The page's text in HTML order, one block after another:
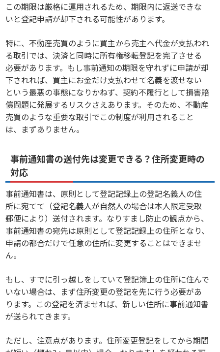
この期限は厳格に運用されるため、期限内に返送できな
いと登記申請が却下される可能性があります。
特に、不動産売買のように買主から売主へ代金が支払われ
る取引では、決済と同時に所有権移転登記を完了させる
必要があります。もし事前通知の期限を守れずに申請が却
下されれば、買主にお金だけ支払わせて名義を渡せない
という最悪の事態になりかねず、契約不履行として損害賠
償問題に発展するリスクさえあります。そのため、不動産
売買のような重要な取引でこの制度が利用されること
は、まずありません。
事前通知書の送付先は変更できる？住所変更時の
対応
事前通知書は、原則として登記記録上の登記名義人の住
所に宛てて（登記名義人が自然人の場合は本人限定受取
郵便により）送付されます。なりすまし防止の観点から、
事前通知書の宛先は原則として登記記録上の住所となり、
申請の都合だけで任意の住所に変更することはできませ
ん。
もし、すでに引っ越しをしていて登記簿上の住所に住んで
いない場合は、まず住所変更の登記を先に行う必要があ
ります。この登記を済ませれば、新しい住所に事前通知書
が送られてきます。
ただし、注意点があります。住所変更登記をしてから期間